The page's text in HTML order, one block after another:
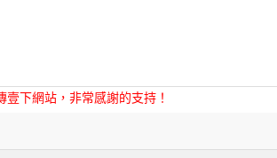
下網站，非常感謝的支持！